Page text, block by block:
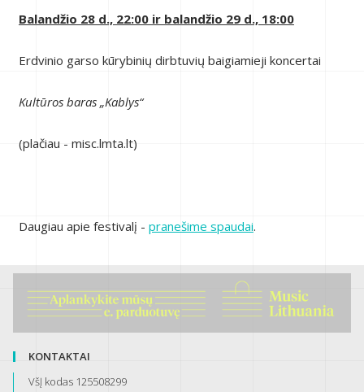
Balandžio 28 d., 22:00 ir balandžio 29 d., 18:00
Erdvinio garso kūrybinių dirbtuvių baigiamieji koncertai
Kultūros baras „Kablys“
(plačiau - misc.lmta.lt)
Daugiau apie festivalį - pranešime spaudai.
KONTAKTAI
VšĮ kodas 125508299